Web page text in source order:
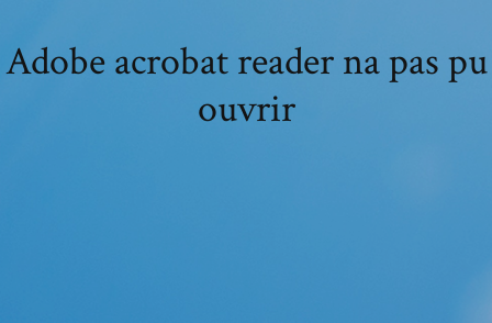
Adobe acrobat reader na pas pu
ouvrir